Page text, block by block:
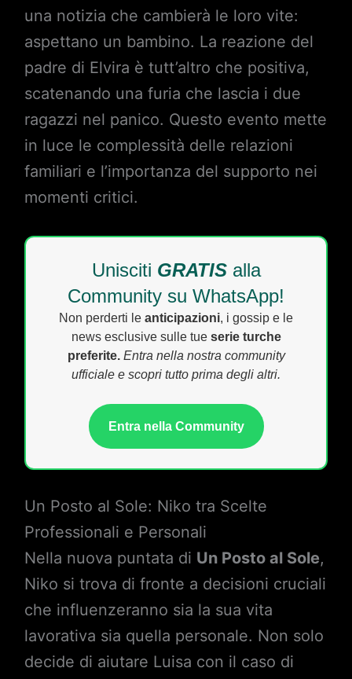
una notizia che cambierà le loro vite:
aspettano un bambino. La reazione del
padre di Elvira è tutt’altro che positiva,
scatenando una furia che lascia i due
ragazzi nel panico. Questo evento mette
in luce le complessità delle relazioni
familiari e l’importanza del supporto nei
momenti critici.
Unisciti GRATISalla
Community su WhatsApp!
Non perderti le anticipazioni, i gossip e le
news esclusive sulle tue serie turche
preferite. Entra nella nostra community
ufficiale e scopri tutto prima degli altri.
Entra nella Community
Un Posto al Sole: Niko tra Scelte
Professionali e Personali
Nella nuova puntata di Un Posto al Sole,
Niko si trova di fronte a decisioni cruciali
che influenzeranno sia la sua vita
lavorativa sia quella personale. Non solo
decide di aiutare Luisa con il caso di